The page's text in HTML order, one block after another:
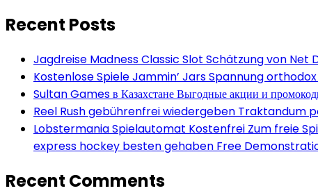
Recent Posts
Jagdreise Madness Classic Slot Schätzung von Net
Kostenlose Spiele Jammin’ Jars Spannung
Sultan Games в Казахстане Выгодные акции и
Reel Rush gebührenfrei wiedergeben Traktandum
Lobstermania Spielautomat Kostenfrei Zum freie
express hockey besten gehaben Free
Recent Comments